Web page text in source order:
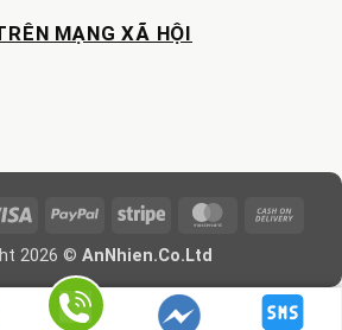
MẠNG XÃ HỘI
Visa PayPal Stripe MasterCard
2026 © AnNhien.Co.Ltd